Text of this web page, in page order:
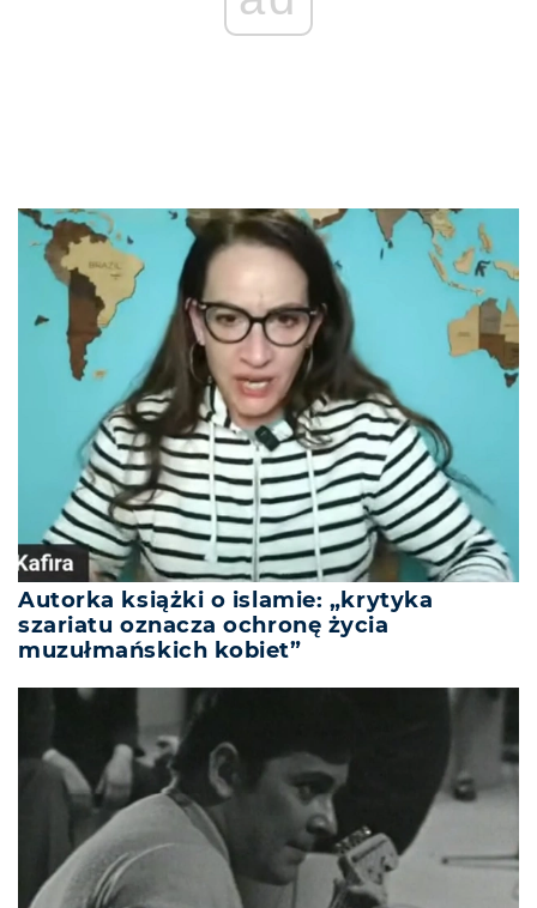
Autorka książki o islamie: „krytyka
szariatu oznacza ochronę życia
muzułmańskich kobiet”